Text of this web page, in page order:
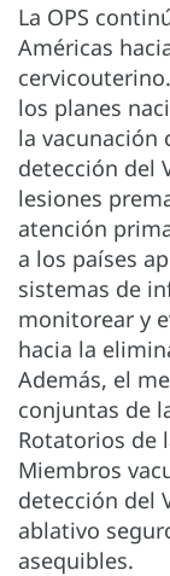
La OPS
Américas
los planes
la vacunación
detección del
lesiones
atención
a los países
sistemas de
monitorear y
hacia la
Además, el
conjuntas de
Rotatorios de
Miembros
detección del
ablativo
asequibles.